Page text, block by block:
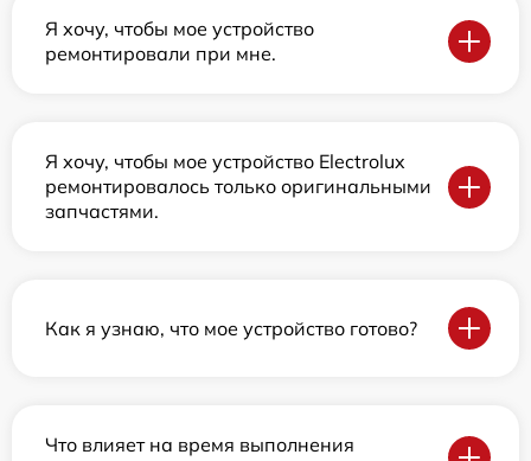
Я хочу, чтобы мое устройство
ремонтировали при мне.
Я хочу, чтобы мое устройство Electrolux
ремонтировалось только оригинальными
запчастями.
Как я узнаю, что мое устройство готово?
Что влияет на время выполнения